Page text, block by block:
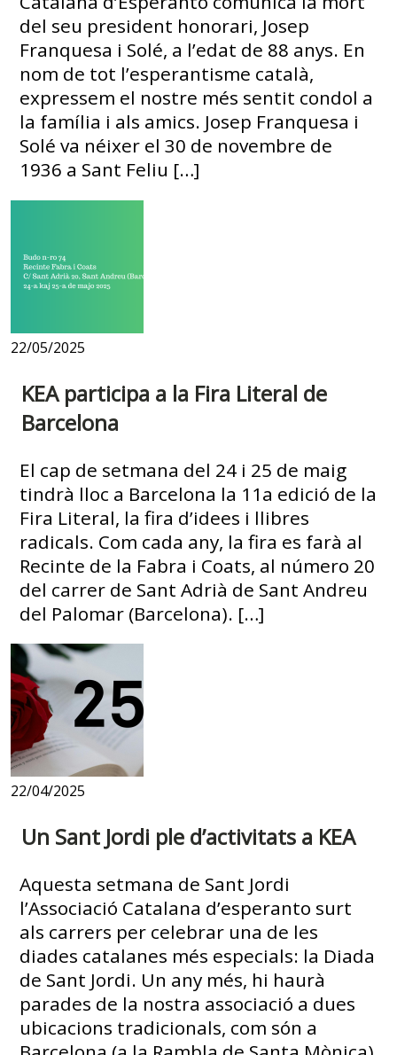
del seu president honorari, Josep
Franquesa i Solé, a l’edat de 88 anys. En
nom de tot l’esperantisme català,
expressem el nostre més sentit condol a
la família i als amics. Josep Franquesa i
Solé va néixer el 30 de novembre de
1936 a Sant Feliu […]
22/05/2025
KEA participa a la Fira Literal de
Barcelona
El cap de setmana del 24 i 25 de maig
tindrà lloc a Barcelona la 11a edició de la
Fira Literal, la fira d’idees i llibres
radicals. Com cada any, la fira es farà al
Recinte de la Fabra i Coats, al número 20
del carrer de Sant Adrià de Sant Andreu
del Palomar (Barcelona). […]
22/04/2025
Un Sant Jordi ple d’activitats a KEA
Aquesta setmana de Sant Jordi
l’Associació Catalana d’esperanto surt
als carrers per celebrar una de les
diades catalanes més especials: la Diada
de Sant Jordi. Un any més, hi haurà
parades de la nostra associació a dues
ubicacions tradicionals, com són a